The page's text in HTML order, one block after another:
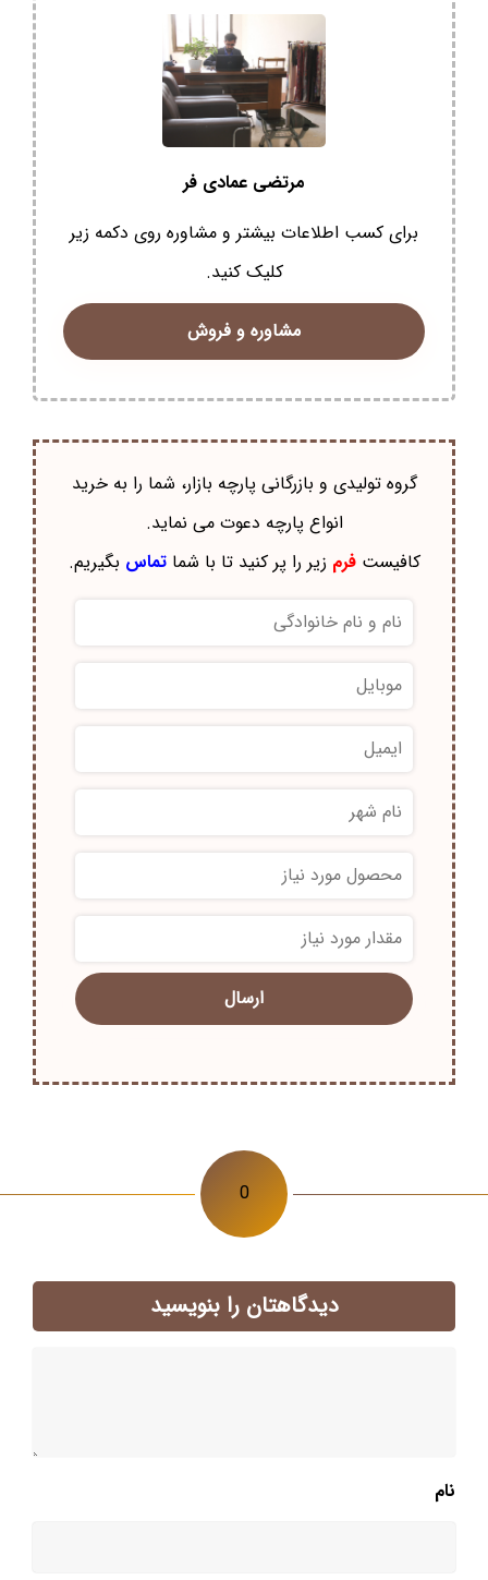
مرتضی عمادی فر
برای کسب اطلاعات بیشتر و مشاوره روی دکمه زیر
کلیک کنید.
مشاوره و فروش
گروه تولیدی و بازرگانی پارچه بازار، شما را به خرید
انواع پارچه دعوت می نماید.
کافیستفرم زیر را پر کنید تا با شماتماس بگیریم.
*
*
0
دیدگاهتان را بنویسید
نام